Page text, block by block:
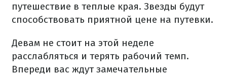
путешествие в теплые края. Звезды будут
способствовать приятной цене на путевки.
Девам не стоит на этой неделе
расслабляться и терять рабочий темп.
Впереди вас ждут замечательные